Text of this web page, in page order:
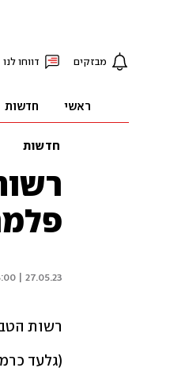
מבזקים דווחו לנו
ראשי חדשות
חדשות
27.05.23 | 08:00
רשות
(גלעד